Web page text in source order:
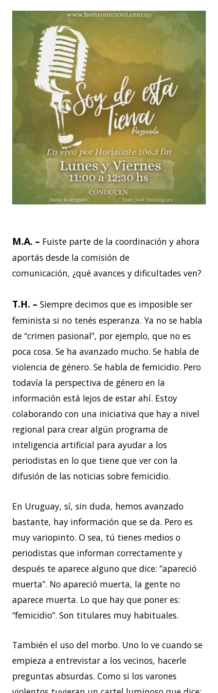
M.A. – Fuiste parte de la coordinación y ahora
aportás desde la comisión de
comunicación, ¿qué avances y dificultades ven?
T.H. – Siempre decimos que es imposible ser
feminista si no tenés esperanza. Ya no se habla
de “crimen pasional”, por ejemplo, que no es
poca cosa. Se ha avanzado mucho. Se habla de
violencia de género. Se habla de femicidio. Pero
todavía la perspectiva de género en la
información está lejos de estar ahí. Estoy
colaborando con una iniciativa que hay a nivel
regional para crear algún programa de
inteligencia artificial para ayudar a los
periodistas en lo que tiene que ver con la
difusión de las noticias sobre femicidio.
En Uruguay, sí, sin duda, hemos avanzado
bastante, hay información que se da. Pero es
muy variopinto. O sea, tú tienes medios o
periodistas que informan correctamente y
después te aparece alguno que dice: “apareció
muerta”. No apareció muerta, la gente no
aparece muerta. Lo que hay que poner es:
“femicidio”. Son titulares muy habituales.
También el uso del morbo. Uno lo ve cuando se
empieza a entrevistar a los vecinos, hacerle
preguntas absurdas. Como si los varones